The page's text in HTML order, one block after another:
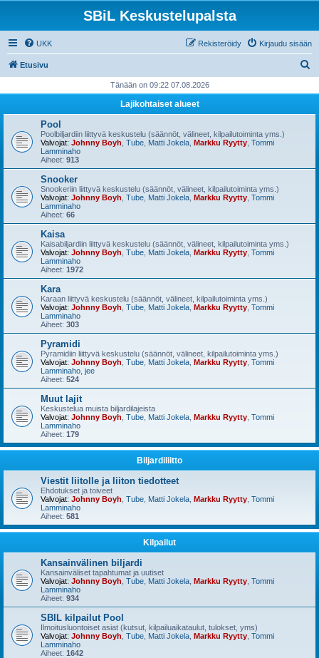
SBiL Keskustelupalsta
UKK Kirjaudu sisään
Rekisteröidy
Etusivu
i
Tänään on 09:22 07.08.2026
Lajikohtaiset alueet
Pool
Poolbiljardiin liittyvä keskustelu (säännöt, välineet, kilpailutoiminta yms.)
Valvojat: Johnny Boyh Tube Matti Jokela Markku Ryytty Tommi
Lamminaho
Aiheet: 913
Snooker
Snookeriin liittyvä keskustelu (säännöt, välineet, kilpailutoiminta yms.)
Valvojat: Johnny Boyh Tube Matti Jokela Markku Ryytty Tommi
Lamminaho
Aiheet: 66
Kaisa
Kaisabiljardiin liittyvä keskustelu (säännöt, välineet, kilpailutoiminta yms.)
Valvojat: Johnny Boyh Tube Matti Jokela Markku Ryytty Tommi
Lamminaho
Aiheet: 1972
Kara
Karaan liittyvä keskustelu (säännöt, välineet, kilpailutoiminta yms.)
Valvojat: Johnny Boyh Tube Matti Jokela Markku Ryytty Tommi
Lamminaho
Aiheet: 303
Pyramidi
Pyramidiin liittyvä keskustelu (säännöt, välineet, kilpailutoiminta yms.)
Valvojat: Johnny Boyh Tube Matti Jokela Markku Ryytty Tommi
Lamminaho jee
Aiheet: 524
Muut lajit
Keskustelua muista biljardilajeista
Valvojat: Johnny Boyh Tube Matti Jokela Markku Ryytty Tommi
Lamminaho
Aiheet: 179
Biljardiliitto
Viestit liitolle ja liiton tiedotteet
Ehdotukset ja toiveet
Valvojat: Johnny Boyh Tube Matti Jokela Markku Ryytty Tommi
Lamminaho
Aiheet: 581
Kilpailut
Kansainvälinen biljardi
Kansainväliset tapahtumat ja uutiset
Valvojat: Johnny Boyh Tube Matti Jokela Markku Ryytty Tommi
Lamminaho
Aiheet: 934
SBIL kilpailut Pool
Ilmoitusluontoiset asiat (kutsut, kilpailuaikataulut, tulokset, yms)
Valvojat: Johnny Boyh Tube Matti Jokela Markku Ryytty Tommi
Lamminaho
Aiheet: 1642